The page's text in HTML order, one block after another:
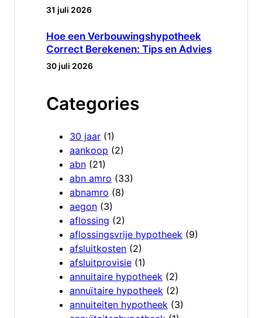
31 juli 2026
Hoe een Verbouwingshypotheek
Correct Berekenen: Tips en Advies
30 juli 2026
Categories
30 jaar (1)
aankoop (2)
abn (21)
abn amro (33)
abnamro (8)
aegon (3)
aflossing (2)
aflossingsvrije hypotheek (9)
afsluitkosten (2)
afsluitprovisie (1)
annuitaire hypotheek (2)
annuïtaire hypotheek (2)
annuiteiten hypotheek (3)